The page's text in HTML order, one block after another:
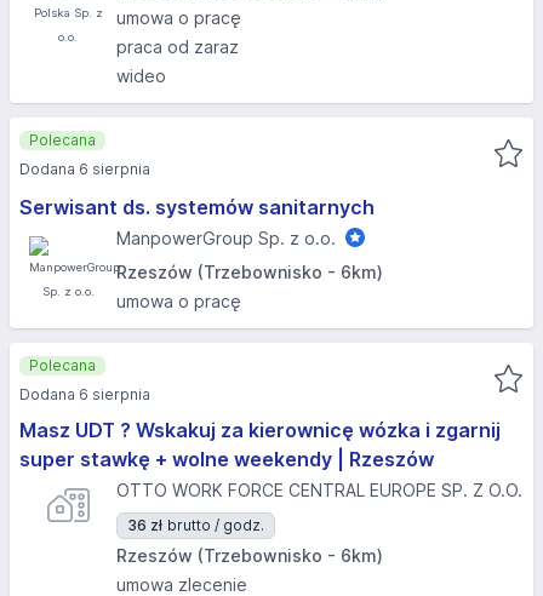
umowa o pracę
praca od zaraz
wideo
Serwisant ds. systemów sanitarnych
ManpowerGroup Sp. z o.o.
Rzeszów (Trzebownisko - 6km)
umowa o pracę
Polecana
Dodana 6 sierpnia
Masz UDT ? Wskakuj za kierownicę wózka i zgarnij
super stawkę + wolne weekendy | Rzeszów
OTTO WORK FORCE CENTRAL EUROPE SP. Z O.O.
36 zł brutto / godz.
Rzeszów (Trzebownisko - 6km)
umowa zlecenie
Polecana
Dodana 6 sierpnia